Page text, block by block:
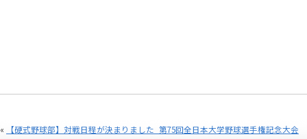
« 【硬式野球部】対戦日程が決まりました_第75回全日本大学野球選手権記念大会